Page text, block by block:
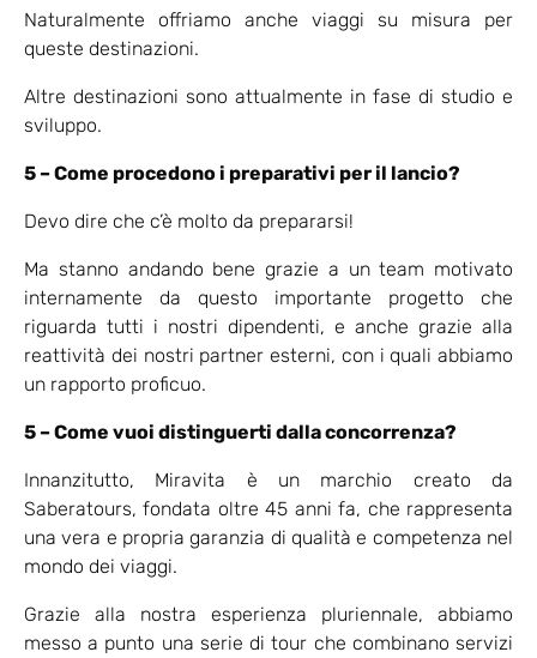
Naturalmente offriamo anche viaggi su misura per
queste destinazioni.
Altre destinazioni sono attualmente in fase di studio e
sviluppo.
5 – Come procedono i preparativi per il lancio?
Devo dire che c’è molto da prepararsi!
Ma stanno andando bene grazie a un team motivato
internamente da questo importante progetto che
riguarda tutti i nostri dipendenti, e anche grazie alla
reattività dei nostri partner esterni, con i quali abbiamo
un rapporto proficuo.
5 – Come vuoi distinguerti dalla concorrenza?
Innanzitutto, Miravita è un marchio creato da
Saberatours, fondata oltre 45 anni fa, che rappresenta
una vera e propria garanzia di qualità e competenza nel
mondo dei viaggi.
Grazie alla nostra esperienza pluriennale, abbiamo
messo a punto una serie di tour che combinano servizi